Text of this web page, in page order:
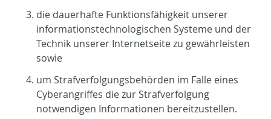
die dauerhafte Funktionsfähigkeit unserer
informationstechnologischen Systeme und der
Technik unserer Internetseite zu gewährleisten
sowie
um Strafverfolgungsbehörden im Falle eines
Cyberangriffes die zur Strafverfolgung
notwendigen Informationen bereitzustellen.